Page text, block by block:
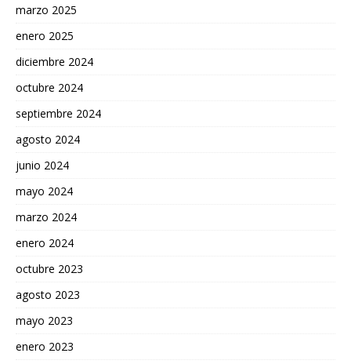
marzo 2025
enero 2025
diciembre 2024
octubre 2024
septiembre 2024
agosto 2024
junio 2024
mayo 2024
marzo 2024
enero 2024
octubre 2023
agosto 2023
mayo 2023
enero 2023